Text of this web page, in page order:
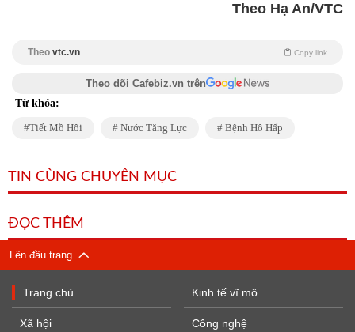
Theo Hạ An/VTC
Theo vtc.vn Copy link
Theo dõi Cafebiz.vn trên
Từ khóa:
Tiết Mồ Hôi Nước Tăng Lực Bệnh Hô Hấp
TIN CÙNG CHUYÊN MỤC
ĐỌC THÊM
Lên đầu trang
Trang chủ
Xã hội
Kinh tế vĩ mô
Công nghệ